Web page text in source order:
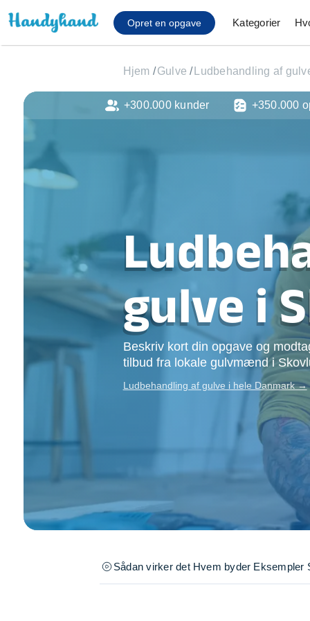
Opret en opgave Kategorier
Affaldsfjernelse
Hårde hvidevare
Hjælp til mobil, pc,
Installation af ildsted
Møbelsamling og
Ophængning af
Opsætning af
Tømrer
Tunge løft
Underholdning
Se alle...
Hjem /Gulve / Ludbehandling af
gulve i
Beskriv kort din opgave og
tilbud fra lokale gulvmænd i
Ludbehandling af gulve i hele Danmark →
+300.000 kunder +350.000
Sådan virker det Hvem byder Eksempler